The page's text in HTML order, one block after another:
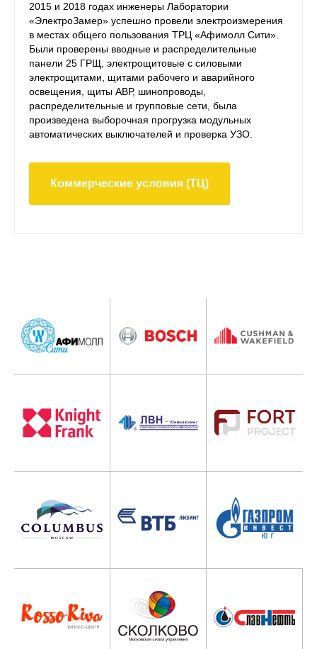
2015 и 2018 годах инженеры Лаборатории
«ЭлектроЗамер» успешно провели электроизмерения
в местах общего пользования ТРЦ «Афимолл Сити».
Были проверены вводные и распределительные
панели 25 ГРЩ, электрощитовые с силовыми
электрощитами, щитами рабочего и аварийного
освещения, щиты АВР, шинопроводы,
распределительные и групповые сети, была
произведена выборочная прогрузка модульных
автоматических выключателей и проверка УЗО.
Коммерческие условия (ТЦ)